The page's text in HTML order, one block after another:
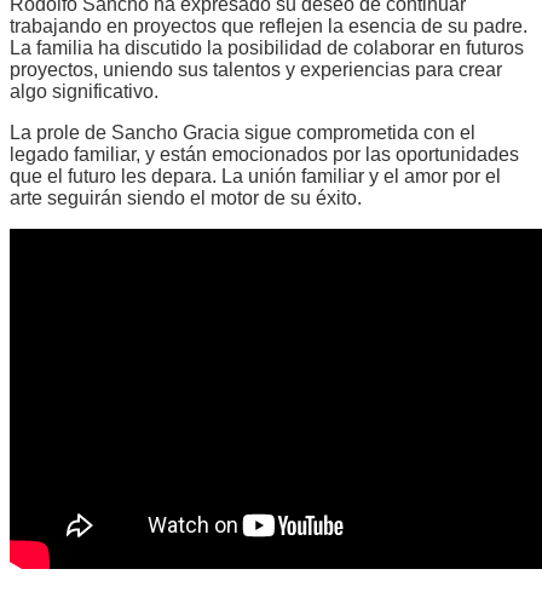
trabajando en proyectos que reflejen la esencia de su padre.
La familia ha discutido la posibilidad de colaborar en futuros
proyectos, uniendo sus talentos y experiencias para crear
algo significativo.
La prole de Sancho Gracia sigue comprometida con el
legado familiar, y están emocionados por las oportunidades
que el futuro les depara. La unión familiar y el amor por el
arte seguirán siendo el motor de su éxito.